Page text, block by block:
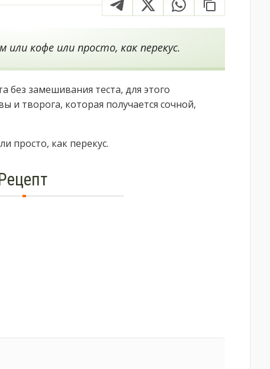
кофе или просто, как перекус.
без замешивания теста, для этого
и творога, которая получается сочной,
просто, как перекус.